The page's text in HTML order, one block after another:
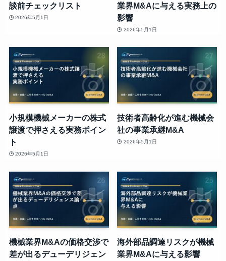
談前チェックリスト
2026年5月1日
業界M&Aに与える実務上の
影響
2026年5月1日
小規模機械メーカーの株式
譲渡で押さえる実務ポイン
ト
2026年5月1日
技術者高齢化が進む機械会
社の事業承継M&A
2026年5月1日
機械業界M&Aの価格交渉で
差が出るデューデリジェン
海外部品調達リスクが機械
業界M&Aに与える影響